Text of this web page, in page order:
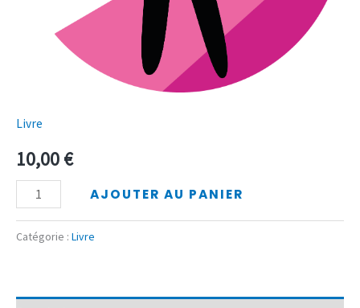
Livre
10,00 €
AJOUTER AU PANIER
Catégorie : Livre